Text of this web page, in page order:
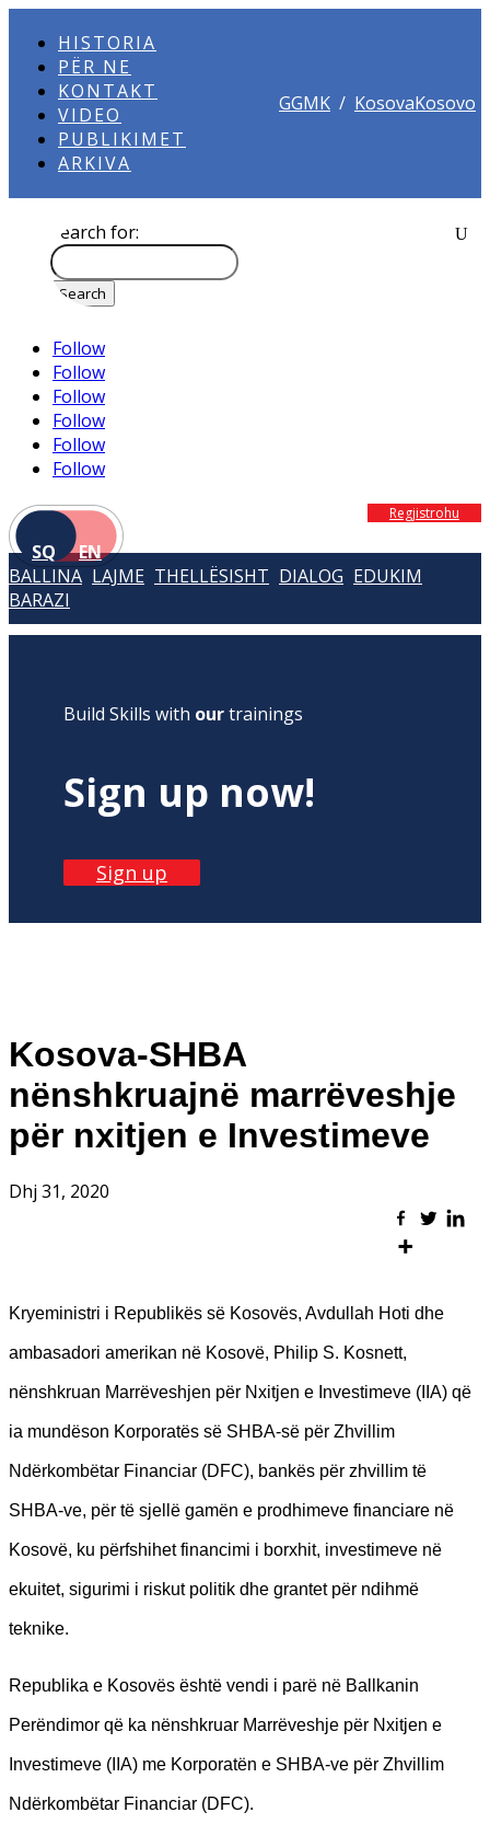
HISTORIA
PËR NE
KONTAKT
VIDEO
PUBLIKIMET
ARKIVA
GGMK / KosovaKosovo
Search for:
Follow
Follow
Follow
Follow
Follow
Follow
SQ EN
Regjistrohu
BALLINA LAJME THELLËSISHT DIALOG EDUKIM
BARAZI
Build Skills with ourtrainings
Sign up now!
Sign up
Kosova-SHBA
nënshkruajnë marrëveshje
për nxitjen e Investimeve
Dhj 31, 2020
Kryeministri i Republikës së Kosovës, Avdullah Hoti dhe
ambasadori amerikan në Kosovë, Philip S. Kosnett,
nënshkruan Marrëveshjen për Nxitjen e Investimeve (IIA) që
ia mundëson Korporatës së SHBA-së për Zhvillim
Ndërkombëtar Financiar (DFC), bankës për zhvillim të
SHBA-ve, për të sjellë gamën e prodhimeve financiare në
Kosovë, ku përfshihet financimi i borxhit, investimeve në
ekuitet, sigurimi i riskut politik dhe grantet për ndihmë
teknike.
Republika e Kosovës është vendi i parë në Ballkanin
Perëndimor që ka nënshkruar Marrëveshje për Nxitjen e
Investimeve (IIA) me Korporatën e SHBA-ve për Zhvillim
Ndërkombëtar Financiar (DFC).